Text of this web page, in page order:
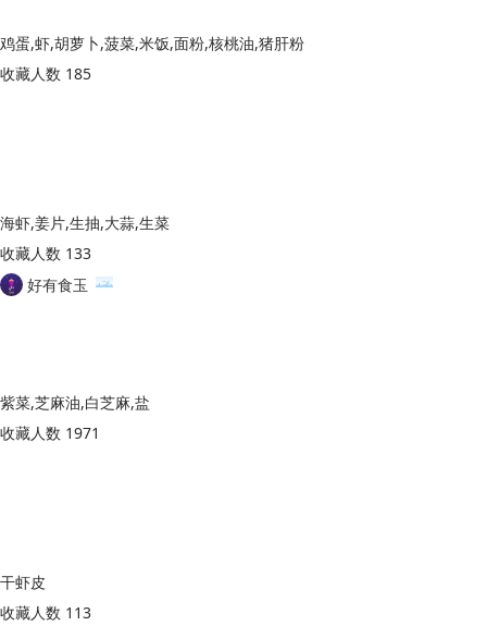
鸡蛋,虾,胡萝卜,菠菜,米饭,面粉,核桃油,猪肝粉
收藏人数 185
海虾,姜片,生抽,大蒜,生菜
收藏人数 133
好有食玉
紫菜,芝麻油,白芝麻,盐
收藏人数 1971
干虾皮
收藏人数 113